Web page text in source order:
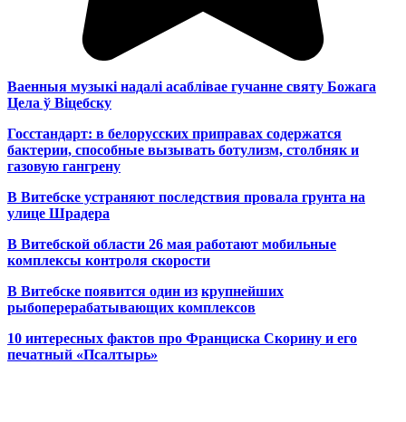
Ваенныя музыкі надалі асаблівае гучанне святу Божага
Цела ў Віцебску
Госстандарт: в белорусских приправах содержатся
бактерии, способные вызывать ботулизм, столбняк и
газовую гангрену
В Витебске устраняют последствия провала грунта на
улице Шрадера
В Витебской области 26 мая работают мобильные
комплексы контроля скорости
В Витебске появится один из крупнейших
рыбоперерабатывающих комплексов
10 интересных фактов про Франциска Скорину и его
печатный «Псалтырь»